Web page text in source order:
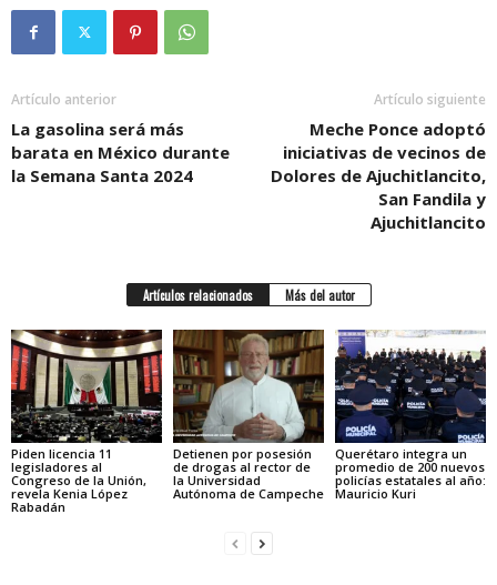
Artículo anterior
La gasolina será más
barata en México durante
la Semana Santa 2024
Artículo siguiente
Meche Ponce adoptó
iniciativas de vecinos de
Dolores de Ajuchitlancito,
San Fandila y
Ajuchitlancito
Artículos relacionados Más del autor
Piden licencia 11
legisladores al
Congreso de la Unión,
revela Kenia López
Rabadán
Detienen por posesión
de drogas al rector de
la Universidad
Autónoma de Campeche
Querétaro integra un
promedio de 200 nuevos
policías estatales al año:
Mauricio Kuri